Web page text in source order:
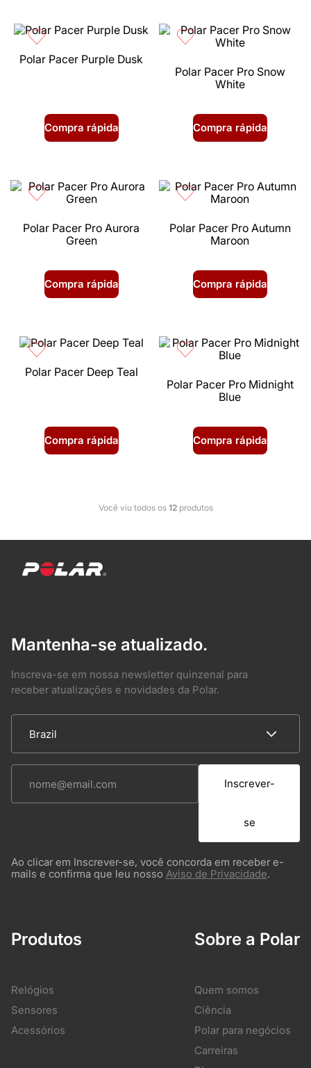
Polar Pacer Purple Dusk
Compra rápida
Polar Pacer Pro Snow
White
Compra rápida
Polar Pacer Pro Aurora
Green
Compra rápida
Polar Pacer Pro Autumn
Maroon
Compra rápida
Polar Pacer Deep Teal
Compra rápida
Polar Pacer Pro Midnight
Blue
Compra rápida
Você viu todos os 12produtos
Mantenha-se atualizado.
Inscreva-se em nossa newsletter quinzenal para
receber atualizações e novidades da Polar.
Inscrever-
se
Ao clicar em Inscrever-se, você concorda em receber e-
mails e confirma que leu nosso Aviso de Privacidade.
Produtos
Relógios
Sensores
Acessórios
Sobre a Polar
Quem somos
Ciência
Polar para negócios
Carreiras